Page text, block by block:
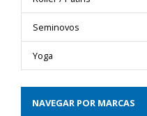
Seminovos
Yoga
NAVEGAR POR MARCAS